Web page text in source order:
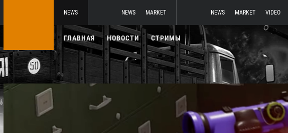
NEWS NEWS MARKET NEWS MARKET VIDEO
ГЛАВНАЯ НОВОСТИ СТРИМЫ